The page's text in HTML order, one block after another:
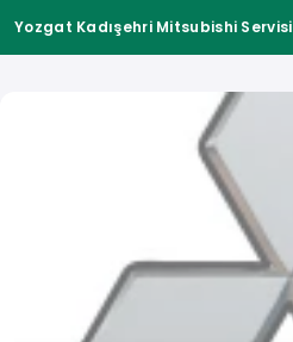
Yozgat Kadışehri Mitsubishi Servisi